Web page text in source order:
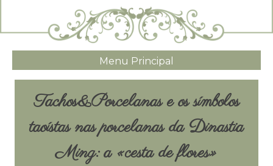
Menu Principal
Tachos&Porcelanas e os símbolos
taoístas nas porcelanas da Dinastia
Ming: a «cesta de flores»